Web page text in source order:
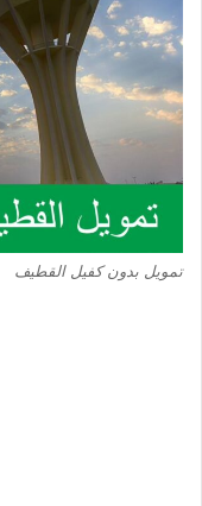
تمويل بدون كفيل القطيف